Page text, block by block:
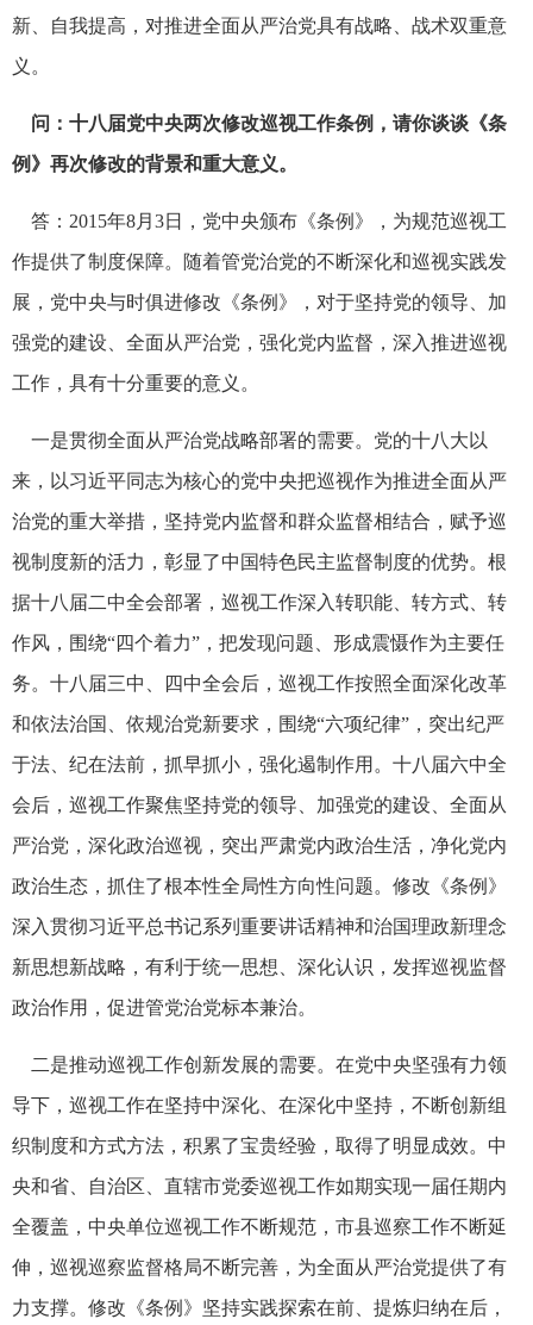
新、自我提高，对推进全面从严治党具有战略、战术双重意
义。
问：十八届党中央两次修改巡视工作条例，请你谈谈《条
例》再次修改的背景和重大意义。
答：2015年8月3日，党中央颁布《条例》，为规范巡视工
作提供了制度保障。随着管党治党的不断深化和巡视实践发
展，党中央与时俱进修改《条例》，对于坚持党的领导、加
强党的建设、全面从严治党，强化党内监督，深入推进巡视
工作，具有十分重要的意义。
一是贯彻全面从严治党战略部署的需要。党的十八大以
来，以习近平同志为核心的党中央把巡视作为推进全面从严
治党的重大举措，坚持党内监督和群众监督相结合，赋予巡
视制度新的活力，彰显了中国特色民主监督制度的优势。根
据十八届二中全会部署，巡视工作深入转职能、转方式、转
作风，围绕“四个着力”，把发现问题、形成震慑作为主要任
务。十八届三中、四中全会后，巡视工作按照全面深化改革
和依法治国、依规治党新要求，围绕“六项纪律”，突出纪严
于法、纪在法前，抓早抓小，强化遏制作用。十八届六中全
会后，巡视工作聚焦坚持党的领导、加强党的建设、全面从
严治党，深化政治巡视，突出严肃党内政治生活，净化党内
政治生态，抓住了根本性全局性方向性问题。修改《条例》
深入贯彻习近平总书记系列重要讲话精神和治国理政新理念
新思想新战略，有利于统一思想、深化认识，发挥巡视监督
政治作用，促进管党治党标本兼治。
二是推动巡视工作创新发展的需要。在党中央坚强有力领
导下，巡视工作在坚持中深化、在深化中坚持，不断创新组
织制度和方式方法，积累了宝贵经验，取得了明显成效。中
央和省、自治区、直辖市党委巡视工作如期实现一届任期内
全覆盖，中央单位巡视工作不断规范，市县巡察工作不断延
伸，巡视巡察监督格局不断完善，为全面从严治党提供了有
力支撑。修改《条例》坚持实践探索在前、提炼归纳在后，